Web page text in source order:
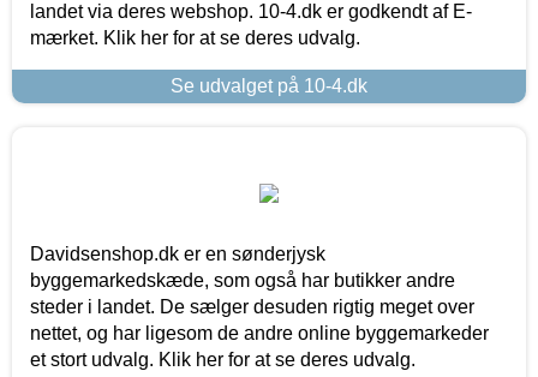
landet via deres webshop. 10-4.dk er godkendt af E-
mærket. Klik her for at se deres udvalg.
Se udvalget på 10-4.dk
Davidsenshop.dk er en sønderjysk
byggemarkedskæde, som også har butikker andre
steder i landet. De sælger desuden rigtig meget over
nettet, og har ligesom de andre online byggemarkeder
et stort udvalg. Klik her for at se deres udvalg.